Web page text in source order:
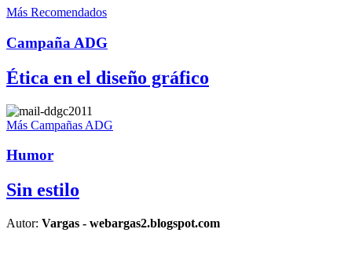
Más Recomendados
Campaña ADG
Ética en el diseño gráfico
Más Campañas ADG
Humor
Sin estilo
Autor: Vargas - webargas2.blogspot.com